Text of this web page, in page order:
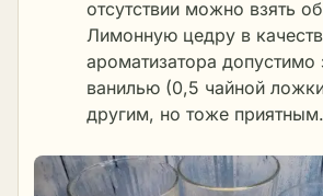
отсутствии можно взять
Лимонную цедру в
ароматизатора допустимо
ванилью (0,5 чайной
другим, но тоже приятным.